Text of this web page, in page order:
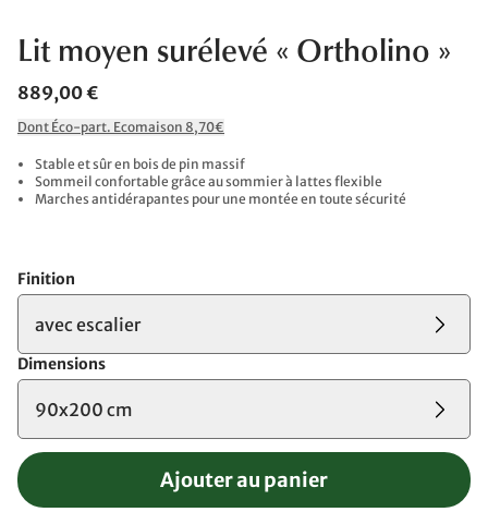
Lit moyen surélevé « Ortholino »
889,00 €
Dont Éco-part. Ecomaison 8,70€
Stable et sûr en bois de pin massif
Sommeil confortable grâce au sommier à lattes flexible
Marches antidérapantes pour une montée en toute sécurité
Finition
avec escalier
Dimensions
90x200 cm
Ajouter au panier